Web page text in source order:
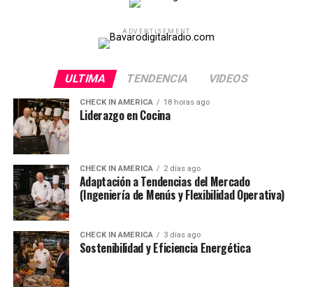
ADVERTISEMENT
ULTIMA TENDENCIA VIDEOS
CHECK IN AMERICA 18 horas ago
Liderazgo en Cocina
CHECK IN AMERICA 2 días ago
Adaptación a Tendencias del Mercado
(Ingeniería de Menús y Flexibilidad Operativa)
CHECK IN AMERICA 3 días ago
Sostenibilidad y Eficiencia Energética